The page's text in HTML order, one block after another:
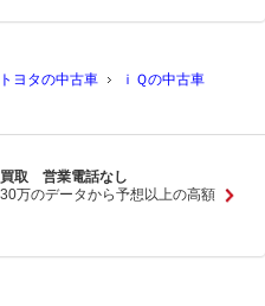
トヨタの中古車
ｉＱの中古車
買取 営業電話なし
万のデータから予想以上の高額